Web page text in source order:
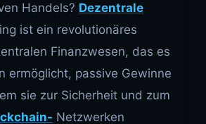
Handels? Dezentrale
ist ein revolutionäres
Finanzwesen, das es
ermöglicht, passive Gewinne
sie zur Sicherheit und zum
Netzwerken